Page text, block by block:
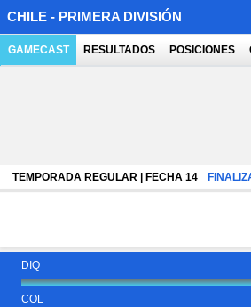
CHILE - PRIMERA DIVISIÓN
GAMECAST RESULTADOS POSICIONES
TEMPORADA REGULAR | FECHA 14
DIQ
COL